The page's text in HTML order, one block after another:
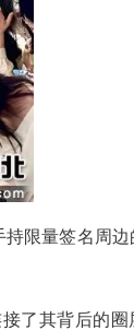
一场彻底
米维、@